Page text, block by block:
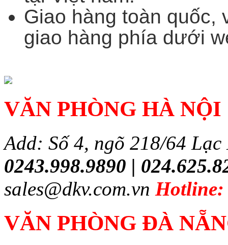
Giao hàng toàn quốc,
giao hàng phía dưới
VĂN PHÒNG HÀ NỘI
Add: Số 4, ngõ 218/64
0243.998.9890 |
sales@dkv.com.vn Hotline:
VĂN PHÒNG ĐÀ